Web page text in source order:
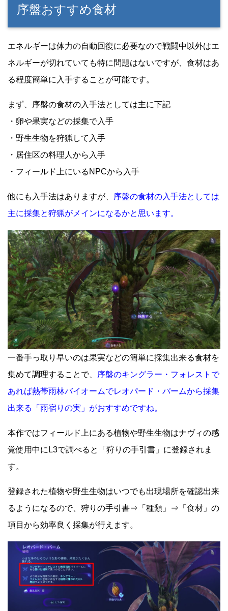
序盤おすすめ食材
エネルギーは体力の自動回復に必要なので戦闘中以外はエ
ネルギーが切れていても特に問題はないですが、食材はあ
る程度簡単に入手することが可能です。
まず、序盤の食材の入手法としては主に下記
・卵や果実などの採集で入手
・野生生物を狩猟して入手
・居住区の料理人から入手
・フィールド上にいるNPCから入手
他にも入手法はありますが、
序盤の食材の入手法としては
主に採集と狩猟がメインになるかと思います。
一番手っ取り早いのは果実などの簡単に採集出来る食材を
集めて調理することで、
序盤のキングラー・フォレストで
あれば熱帯雨林バイオームでレオパード・パームから採集
出来る「雨宿りの実」がおすすめですね。
本作ではフィールド上にある植物や野生生物はナヴィの感
覚使用中にL3で調べると「狩りの手引書」に登録されま
す。
登録された植物や野生生物はいつでも出現場所を確認出来
るようになるので、狩りの手引書⇒「種類」⇒「食材」の
項目から効率良く採集が行えます。